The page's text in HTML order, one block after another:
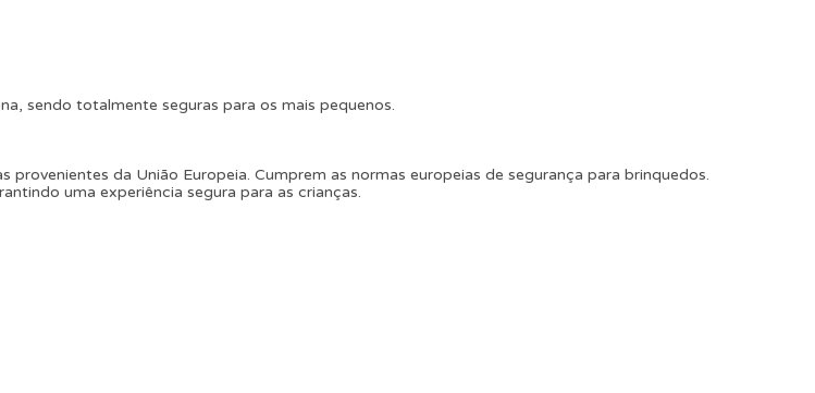
sendo totalmente seguras para os mais pequenos.
da União Europeia. Cumprem as normas europeias de segurança para brinquedos.
uma experiência segura para as crianças.